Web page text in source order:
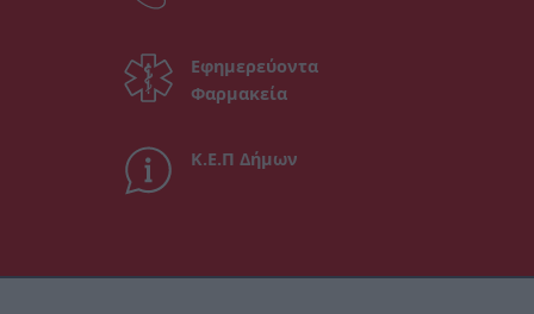
Εφημερεύοντα
Φαρμακεία
Κ.Ε.Π Δήμων